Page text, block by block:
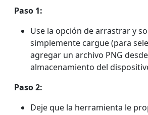
Paso 1:
Use la opción de arrastrar y
simplemente cargue (para
agregar un archivo PNG
almacenamiento del
Paso 2:
Deje que la herramienta le